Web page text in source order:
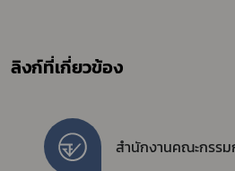
ลิงก์ที่เกี่ยวข้อง
สำนักงานคณะกรรม